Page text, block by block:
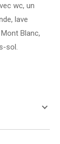
wc, un
lave
Blanc,
sol.